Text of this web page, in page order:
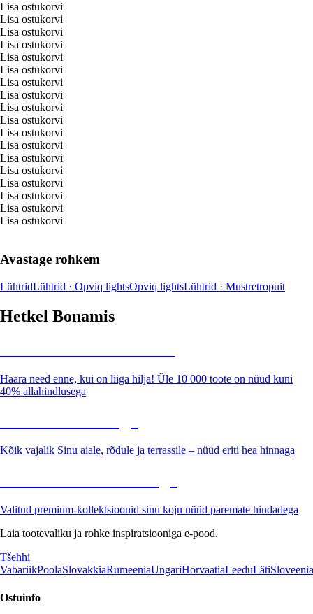
Lisa ostukorvi
Lisa ostukorvi
Lisa ostukorvi
Lisa ostukorvi
Lisa ostukorvi
Lisa ostukorvi
Lisa ostukorvi
Lisa ostukorvi
Lisa ostukorvi
Lisa ostukorvi
Lisa ostukorvi
Lisa ostukorvi
Lisa ostukorvi
Lisa ostukorvi
Lisa ostukorvi
Lisa ostukorvi
Lisa ostukorvi
Lisa ostukorvi
Avastage rohkem
LühtridLühtrid · Opviq lightsOpviq lightsLühtrid · Mustretropuit
Hetkel Bonamis
Haara need enne, kui on liiga hilja! Üle 10 000 toote on nüüd kuni
40% allahindlusega
Kõik vajalik Sinu aiale, rõdule ja terrassile – nüüd eriti hea hinnaga
Valitud premium-kollektsioonid sinu koju nüüd paremate hindadega
Laia tootevaliku ja rohke inspiratsiooniga e-pood.
Tšehhi
VabariikPoolaSlovakkiaRumeeniaUngariHorvaatiaLeeduLätiSloveenia
Ostuinfo